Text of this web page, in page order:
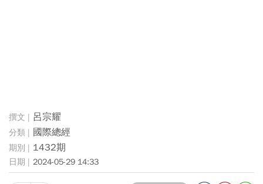
呂宗耀
國際總經
1432期
2024-05-29 14:33